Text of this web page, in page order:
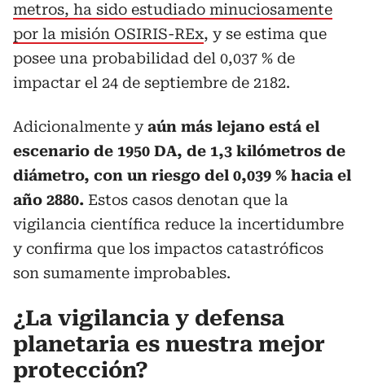
metros, ha sido estudiado minuciosamente
por la misión OSIRIS-REx, y se estima que
posee una probabilidad del 0,037 % de
impactar el 24 de septiembre de 2182.
Adicionalmente yaún más lejano está el
escenario de 1950 DA, de 1,3 kilómetros de
diámetro, con un riesgo del 0,039 % hacia el
año 2880. Estos casos denotan que la
vigilancia científica reduce la incertidumbre
y confirma que los impactos catastróficos
son sumamente improbables.
¿La vigilancia y defensa
planetaria es nuestra mejor
protección?